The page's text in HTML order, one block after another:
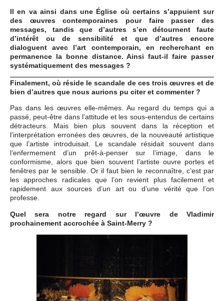
Il en va ainsi dans une Église où certains s’appuient sur
des œuvres contemporaines pour faire passer des
messages, tandis que d’autres s’en détournent faute
d’intérêt ou de sensibilité et que d’autres encore
dialoguent avec l’art contemporain, en recherchant en
permanence la bonne distance. Ainsi faut-il faire passer
systématiquement des messages ?
Finalement, où réside le scandale de ces trois œuvres et de
bien d’autres que nous aurions pu citer et commenter ?
Pas dans les œuvres elle-mêmes. Au regard du temps qui a
passé, peut-être dans l’attitude et les sous-entendus de certains
détracteurs. Mais bien plus souvent dans la réception et
l’interprétation erronées des œuvres, de la nouveauté artistique
que l’artiste introduisait. Le scandale résidait souvent dans
l’enfermement d’un prêt-à-penser sur l’image, dans le
conformisme, alors que bien souvent l’artiste ouvre portes et
fenêtres par le sensible. Or il faut bien le reconnaître, c’est par
les approches radicales que l’on revient plus facilement et
rapidement aux sources d’un art ou d’une vérité que l’on
professe.
Quel sera notre regard sur l’œuvre de Vladimir
prochainement accrochée à Saint-Merry ?